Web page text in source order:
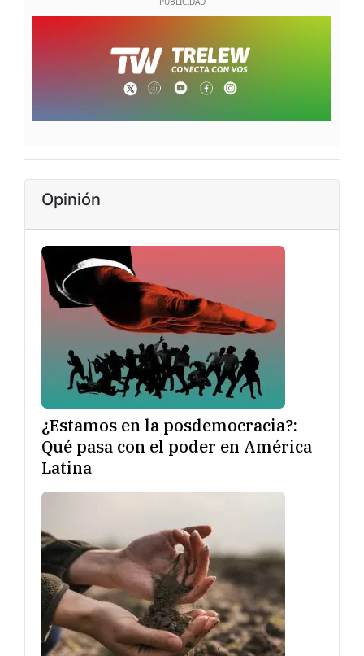
Opinión
¿Estamos en la posdemocracia?:
Qué pasa con el poder en América
Latina